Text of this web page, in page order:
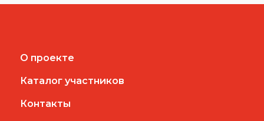
О проекте
Каталог участников
Контакты